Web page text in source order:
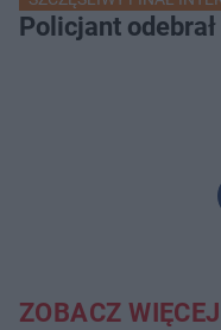
Policjant
ZOBACZ WIĘCEJ